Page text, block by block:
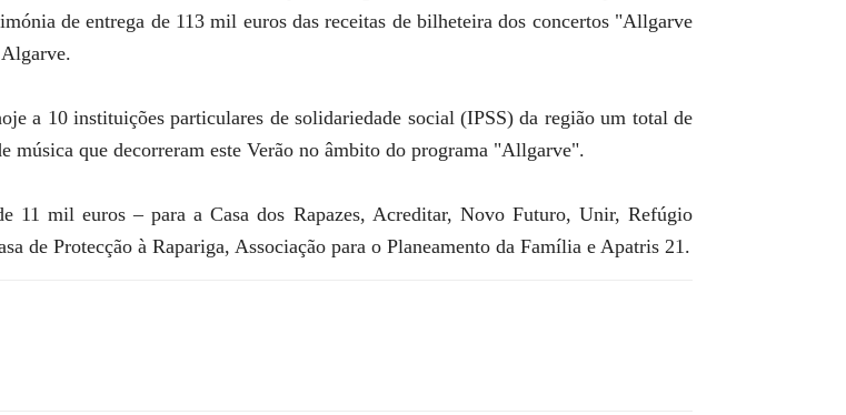
de entrega de 113 mil euros das receitas de bilheteira dos concertos "Allgarve
a 10 instituições particulares de solidariedade social (IPSS) da região um total de
música que decorreram este Verão no âmbito do programa "Allgarve".
11 mil euros – para a Casa dos Rapazes, Acreditar, Novo Futuro, Unir, Refúgio
de Protecção à Rapariga, Associação para o Planeamento da Família e Apatris 21.